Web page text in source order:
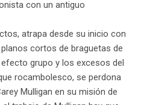
con un antiguo
atrapa desde su inicio con
cortos de braguetas de
grupo y los excesos del
rocambolesco, se perdona
Mulligan en su misión de